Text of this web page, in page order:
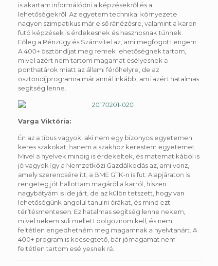
is akartam informálódni a képzésekről és a
lehetőségekről. Az egyetem technikai környezete
nagyon szimpatikus már első ránézésre, valamint a karon
futó képzések is érdekesnek és hasznosnak tűnnek.
Főleg a Pénzügy és Számvitel az, ami megfogott engem.
A 400+ ösztöndíjat meg remek lehetőségnek tartom,
mivel azért nem tartom magamat esélyesnek a
ponthatárok miatt az állami férőhelyre, de az
ösztöndíjprogramra már annál inkább, ami azért hatalmas
segítség lenne.
Varga Viktória:
Én az a típus vagyok, aki nem egy bizonyos egyetemen
keres szakokat, hanem a szakhoz kerestem egyetemet.
Mivel a nyelvek mindig is érdekeltek, és matematikából is
jó vagyok így a Nemzetközi Gazdálkodás az, ami vonz,
amely szerencsére itt, a BME GTK-n is fut. Alapjáraton is
rengeteg jót hallottam magáról a karról, hiszen
nagybátyám is ide járt, de az külön tetszett, hogy van
lehetőségünk angolul tanulni órákat, és mind ezt
térítésmentesen. Ez hatalmas segítség lenne nekem,
mivel nekem suli mellett dolgoznom kell, és nem
feltétlen engedhetném meg magamnak a nyelvtanárt. A
400+ program is kecsegtető, bár jómagamat nem
feltétlen tartom esélyesnek rá.